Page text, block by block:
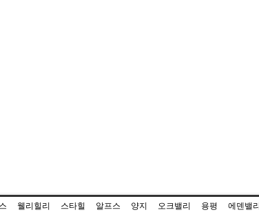
웰리힐리 스타힐 알프스 양지 오크밸리 용평 에덴밸리